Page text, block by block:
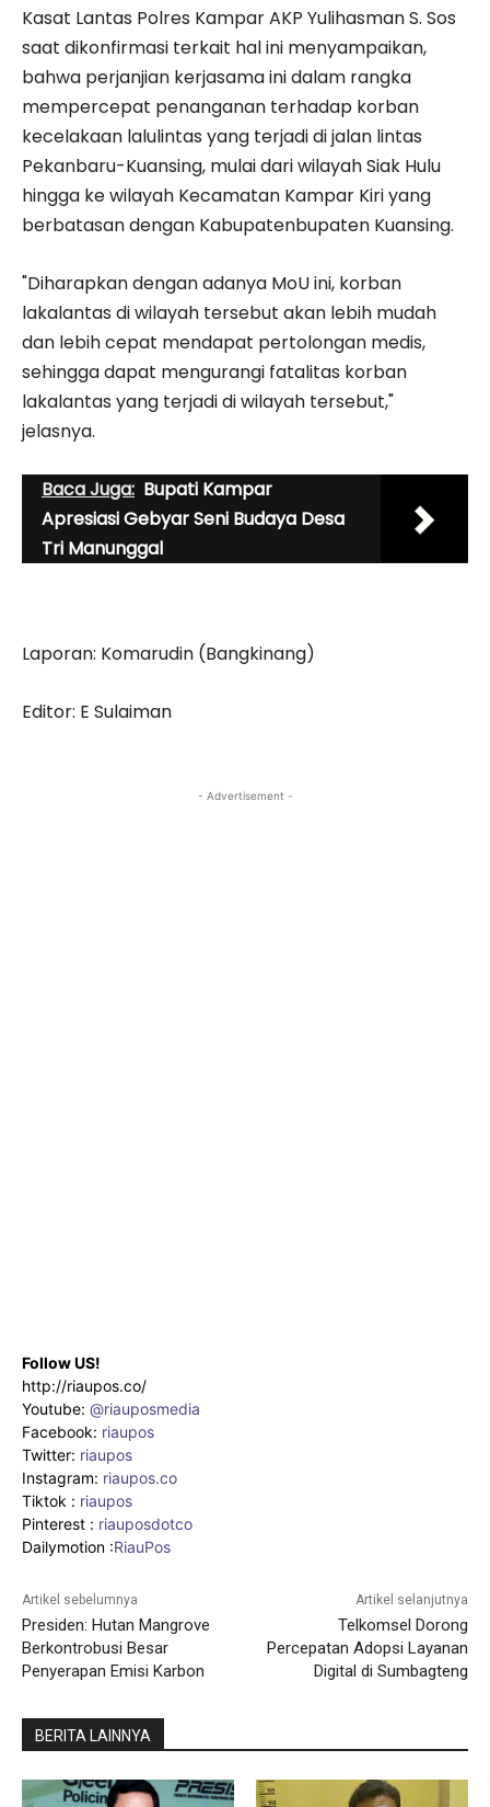
Kasat Lantas Polres Kampar AKP Yulihasman S. Sos
saat dikonfirmasi terkait hal ini menyampaikan,
bahwa perjanjian kerjasama ini dalam rangka
mempercepat penanganan terhadap korban
kecelakaan lalulintas yang terjadi di jalan lintas
Pekanbaru-Kuansing, mulai dari wilayah Siak Hulu
hingga ke wilayah Kecamatan Kampar Kiri yang
berbatasan dengan Kabupatenbupaten Kuansing.
"Diharapkan dengan adanya MoU ini, korban
lakalantas di wilayah tersebut akan lebih mudah
dan lebih cepat mendapat pertolongan medis,
sehingga dapat mengurangi fatalitas korban
lakalantas yang terjadi di wilayah tersebut,"
jelasnya.
Baca Juga: Bupati Kampar
Apresiasi Gebyar Seni Budaya Desa
Tri Manunggal
Laporan: Komarudin (Bangkinang)
Editor: E Sulaiman
- Advertisement -
Follow US!
http://riaupos.co/
Youtube: @riauposmedia
Facebook: riaupos
Twitter: riaupos
Instagram: riaupos.co
Tiktok : riaupos
Pinterest : riauposdotco
Dailymotion :RiauPos
Artikel sebelumnya
Presiden: Hutan Mangrove
Berkontrobusi Besar
Penyerapan Emisi Karbon
Artikel selanjutnya
Telkomsel Dorong
Percepatan Adopsi Layanan
Digital di Sumbagteng
BERITA LAINNYA